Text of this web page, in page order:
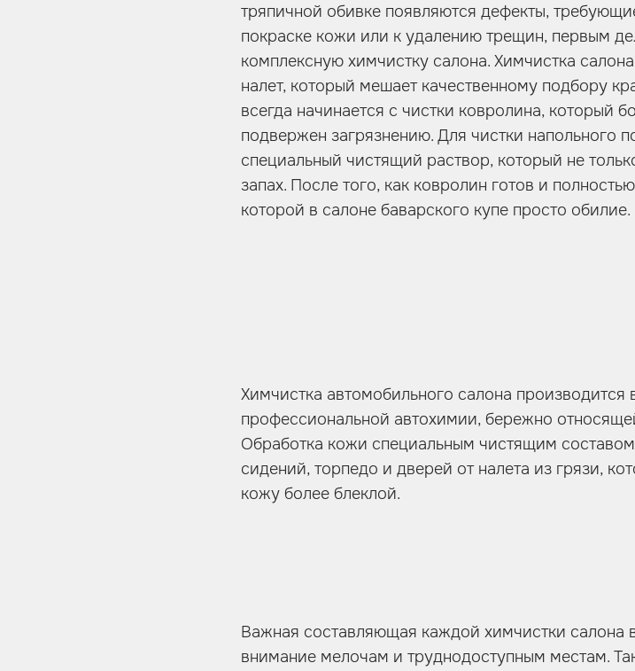
тряпичной обивке появляются дефекты,
покраске кожи или к удалению трещин, первым
комплексную химчистку салона. Химчистка
налет, который мешает качественному подбору
всегда начинается с чистки ковролина, который
подвержен загрязнению. Для чистки напольного
специальный чистящий раствор, который не
запах. После того, как ковролин готов и
которой в салоне баварского купе просто обилие.
Химчистка автомобильного салона
профессиональной автохимии, бережно
Обработка кожи специальным чистящим
сидений, торпедо и дверей от налета из грязи,
кожу более блеклой.
Важная составляющая каждой химчистки салона
внимание мелочам и труднодоступным местам.